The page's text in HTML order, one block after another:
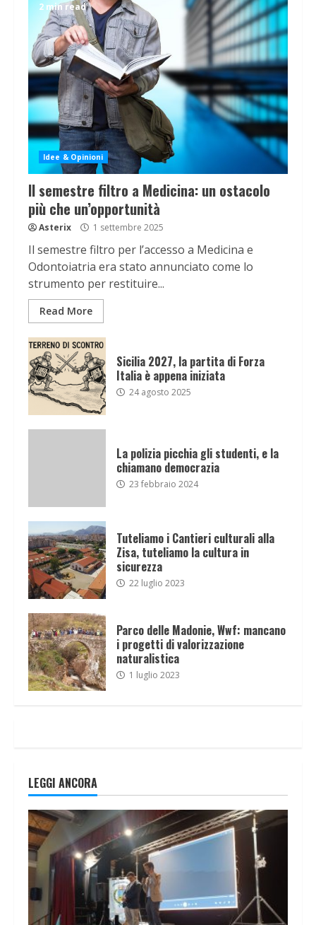
2 min read
Idee & Opinioni
Il semestre filtro a Medicina: un ostacolo
più che un’opportunità
Asterix 1 settembre 2025
Il semestre filtro per l’accesso a Medicina e
Odontoiatria era stato annunciato come lo
strumento per restituire...
Read More
Sicilia 2027, la partita di Forza
Italia è appena iniziata
24 agosto 2025
La polizia picchia gli studenti, e la
chiamano democrazia
23 febbraio 2024
Tuteliamo i Cantieri culturali alla
Zisa, tuteliamo la cultura in
sicurezza
22 luglio 2023
Parco delle Madonie, Wwf: mancano
i progetti di valorizzazione
naturalistica
1 luglio 2023
LEGGI ANCORA